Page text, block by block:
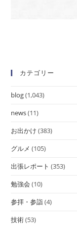
カテゴリー
blog(1,043)
news(11)
お出かけ (383)
グルメ (105)
出張レポート (353)
勉強会 (10)
参拝・参詣(4)
技術(53)